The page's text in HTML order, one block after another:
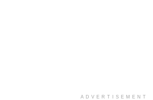
ADVERTISEMENT